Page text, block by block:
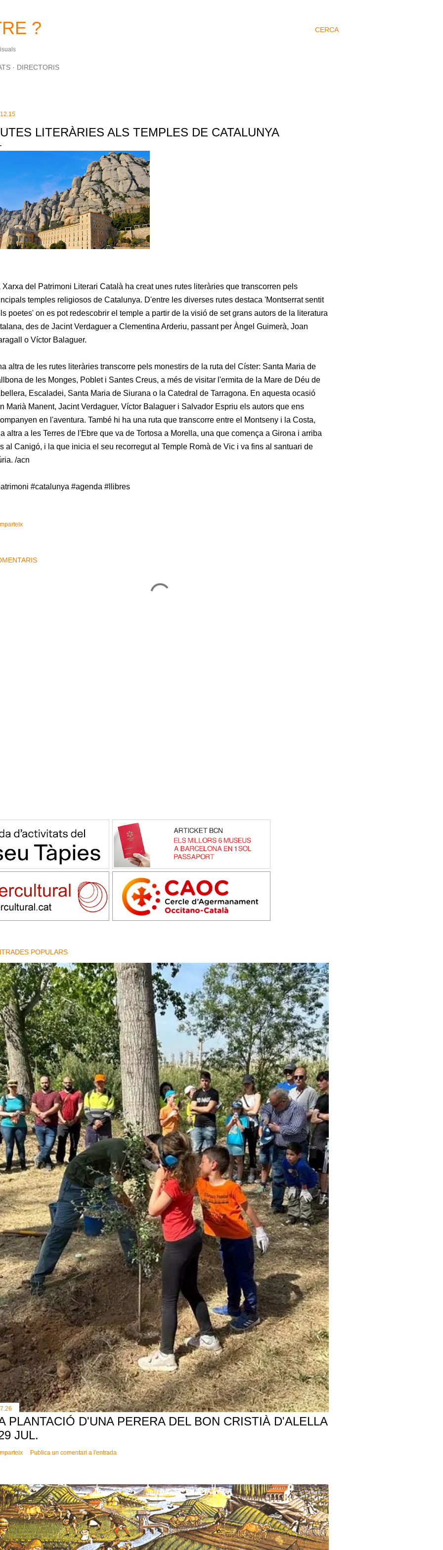
CERCA
?
DIRECTORIS
LITERÀRIES ALS TEMPLES DE CATALUNYA
Xarxa del Patrimoni Literari Català ha creat unes rutes literàries que transcorren pels
temples religiosos de Catalunya. D'entre les diverses rutes destaca 'Montserrat sentit
poetes' on es pot redescobrir el temple a partir de la visió de set grans autors de la literatura
des de Jacint Verdaguer a Clementina Arderiu, passant per Àngel Guimerà, Joan
o Víctor Balaguer.
altra de les rutes literàries transcorre pels monestirs de la ruta del Císter: Santa Maria de
de les Monges, Poblet i Santes Creus, a més de visitar l'ermita de la Mare de Déu de
Escaladei, Santa Maria de Siurana o la Catedral de Tarragona. En aquesta ocasió
Marià Manent, Jacint Verdaguer, Víctor Balaguer i Salvador Espriu els autors que ens
en l'aventura. També hi ha una ruta que transcorre entre el Montseny i la Costa,
altra a les Terres de l'Ebre que va de Tortosa a Morella, una que comença a Girona i arriba
al Canigó, i la que inicia el seu recorregut al Temple Romà de Vic i va fins al santuari de
/acn
#catalunya #agenda #llibres
POPULARS
PLANTACIÓ D'UNA PERERA DEL BON CRISTIÀ D'ALELLA
JUL.
Publica un comentari a l'entrada